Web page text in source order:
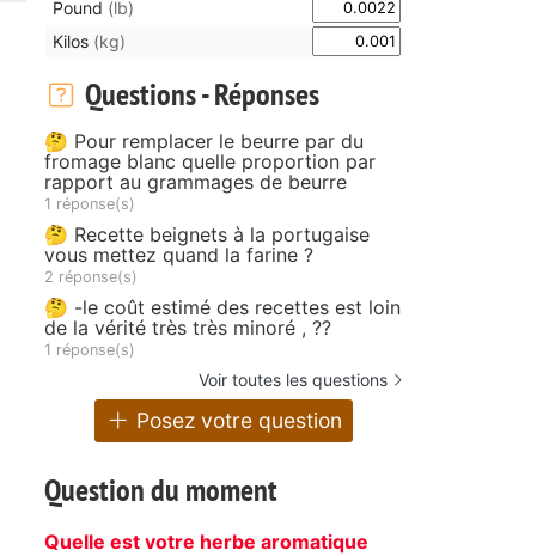
Pound (lb)
Kilos (kg)
Questions - Réponses
🤔 Pour remplacer le beurre par du
fromage blanc quelle proportion par
rapport au grammages de beurre
1 réponse(s)
🤔 Recette beignets à la portugaise
vous mettez quand la farine ?
2 réponse(s)
🤔 -le coût estimé des recettes est loin
de la vérité très très minoré , ??
1 réponse(s)
Voir toutes les questions
Posez votre question
Question du moment
Quelle est votre herbe aromatique